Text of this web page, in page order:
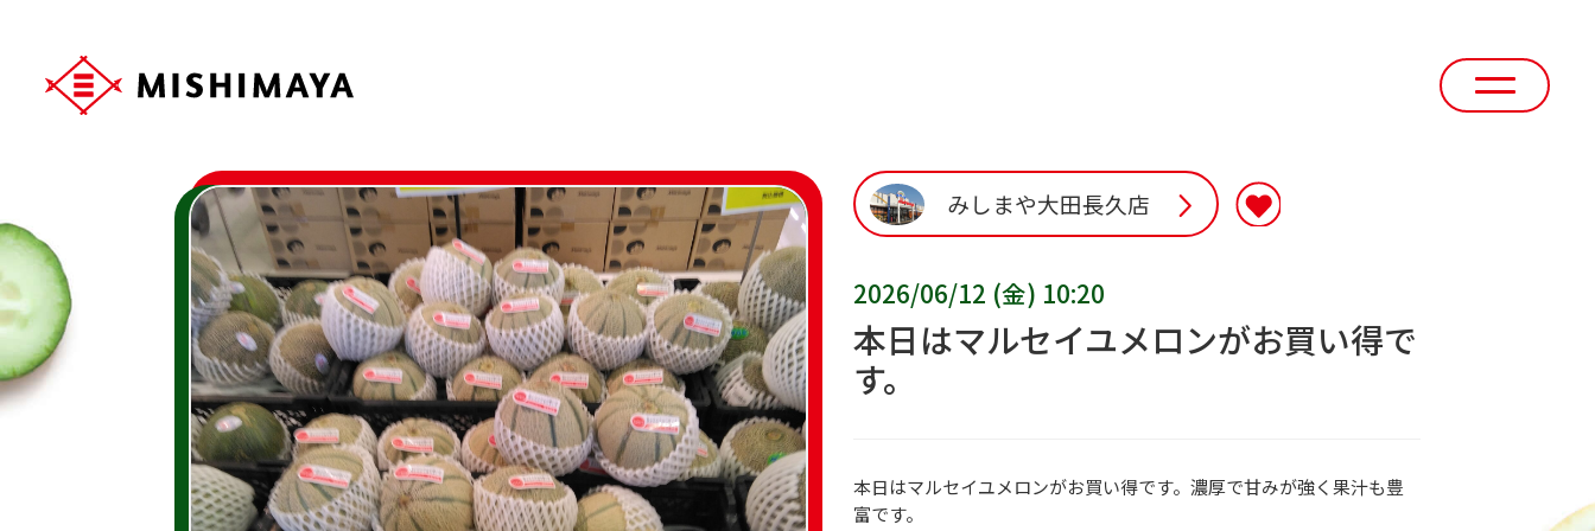
みしまや大田長久店
2026/06/12 (金) 10:20
本日はマルセイユメロンがお買い得で
す。
本日はマルセイユメロンがお買い得です。濃厚で甘みが強く果汁も豊
富です。